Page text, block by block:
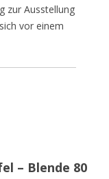
zur Ausstellung
vor einem
– Blende 80